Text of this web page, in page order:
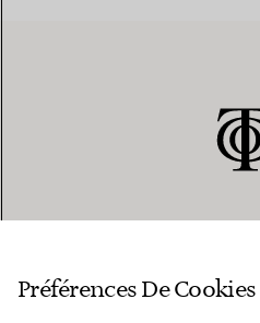
Préférences De Cookies